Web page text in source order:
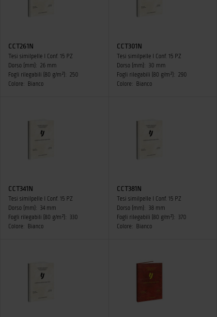
CCT261N
Tesi similpelle I Conf. 15 PZ
Dorso (mm): 26 mm
Fogli rilegabili (80 g/m²): 250
Colore:
Bianco
CCT301N
Tesi similpelle I Conf. 15 PZ
Dorso (mm): 30 mm
Fogli rilegabili (80 g/m²): 290
Colore:
Bianco
CCT341N
Tesi similpelle I Conf. 15 PZ
Dorso (mm): 34 mm
Fogli rilegabili (80 g/m²): 330
Colore:
Bianco
CCT381N
Tesi similpelle I Conf. 15 PZ
Dorso (mm): 38 mm
Fogli rilegabili (80 g/m²): 370
Colore:
Bianco